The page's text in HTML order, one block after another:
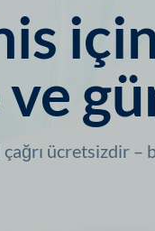
ve
ücretsizdir –